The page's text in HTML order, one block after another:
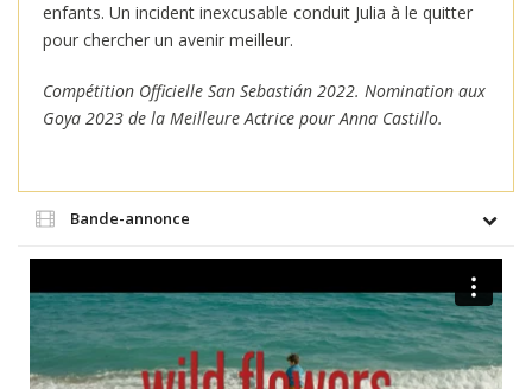
enfants. Un incident inexcusable conduit Julia à le quitter
pour chercher un avenir meilleur.
Compétition Officielle San Sebastián 2022. Nomination aux
Goya 2023 de la Meilleure Actrice pour Anna Castillo.
Bande-annonce